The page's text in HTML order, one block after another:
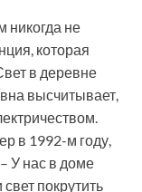
никогда не
которая
в деревне
высчитывает,
в 1992-м году,
У нас в доме
покрутить